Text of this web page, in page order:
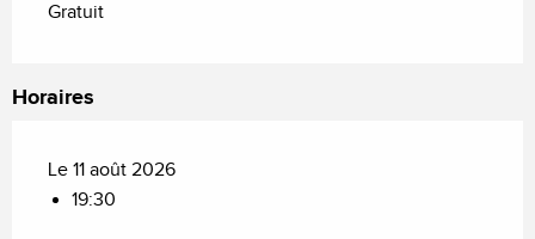
Gratuit
Horaires
Le 11 août 2026
19:30